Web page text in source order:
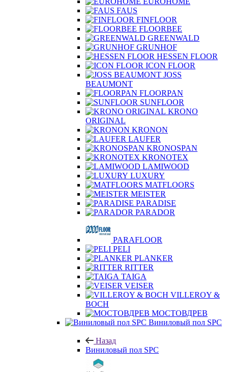
FAUS
FINFLOOR
FLOORBEE
GREENWALD
GRUNHOF
HESSEN FLOOR
ICON FLOOR
JOSS
BEAUMONT
FLOORPAN
SUNFLOOR
KRONO
ORIGINAL
KRONON
LAUFER
KRONOSPAN
KRONOTEX
LAMIWOOD
LUXURY
MATFLOORS
MEISTER
PARADISE
PARADOR
PARAFLOOR
PELI
PLANKER
RITTER
TAIGA
VEISER
VILLEROY &
BOCH
МОСТОВДРЕВ
Виниловый пол SPC
Назад
Виниловый пол SPC